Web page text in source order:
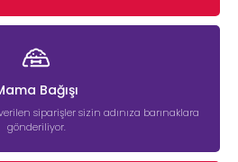
Bağışı
siparişler sizin adınıza barınaklara
gönderiliyor.